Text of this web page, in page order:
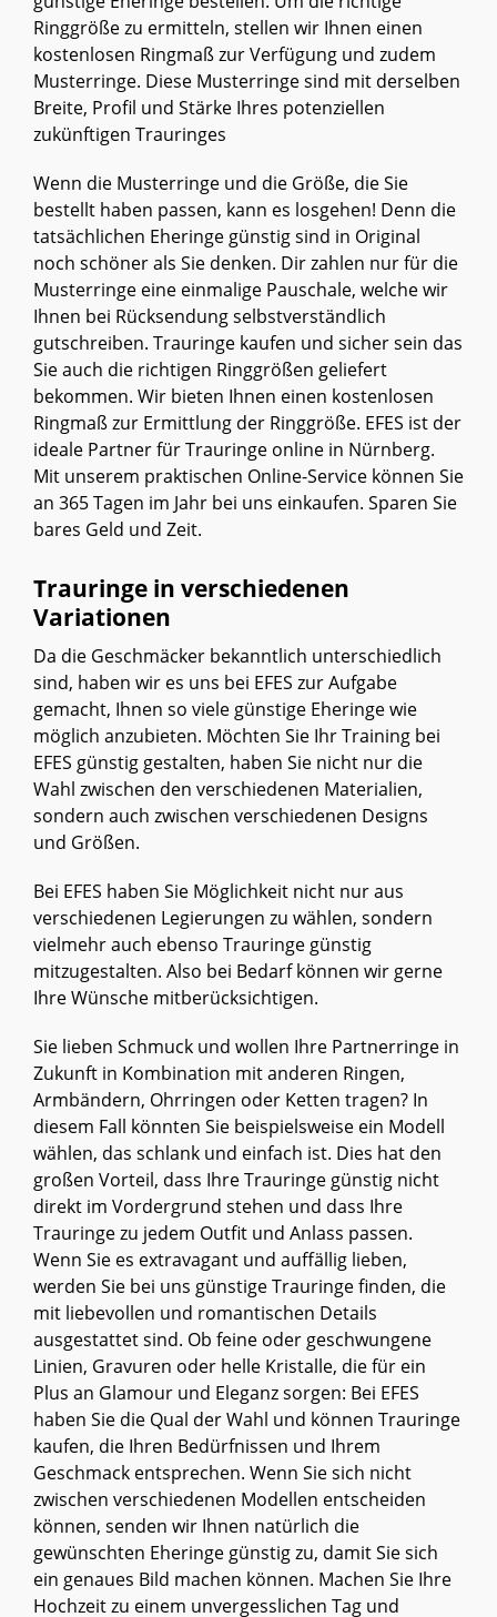
Ringgröße zu ermitteln, stellen wir Ihnen einen
kostenlosen Ringmaß zur Verfügung und zudem
Musterringe. Diese Musterringe sind mit derselben
Breite, Profil und Stärke Ihres potenziellen
zukünftigen Trauringes
Wenn die Musterringe und die Größe, die Sie
bestellt haben passen, kann es losgehen! Denn die
tatsächlichen Eheringe günstig sind in Original
noch schöner als Sie denken. Dir zahlen nur für die
Musterringe eine einmalige Pauschale, welche wir
Ihnen bei Rücksendung selbstverständlich
gutschreiben. Trauringe kaufen und sicher sein das
Sie auch die richtigen Ringgrößen geliefert
bekommen. Wir bieten Ihnen einen kostenlosen
Ringmaß zur Ermittlung der Ringgröße. EFES ist der
ideale Partner für Trauringe online in Nürnberg.
Mit unserem praktischen Online-Service können Sie
an 365 Tagen im Jahr bei uns einkaufen. Sparen Sie
bares Geld und Zeit.
Trauringe in verschiedenen
Variationen
Da die Geschmäcker bekanntlich unterschiedlich
sind, haben wir es uns bei EFES zur Aufgabe
gemacht, Ihnen so viele günstige Eheringe wie
möglich anzubieten. Möchten Sie Ihr Training bei
EFES günstig gestalten, haben Sie nicht nur die
Wahl zwischen den verschiedenen Materialien,
sondern auch zwischen verschiedenen Designs
und Größen.
Bei EFES haben Sie Möglichkeit nicht nur aus
verschiedenen Legierungen zu wählen, sondern
vielmehr auch ebenso Trauringe günstig
mitzugestalten. Also bei Bedarf können wir gerne
Ihre Wünsche mitberücksichtigen.
Sie lieben Schmuck und wollen Ihre Partnerringe in
Zukunft in Kombination mit anderen Ringen,
Armbändern, Ohrringen oder Ketten tragen? In
diesem Fall könnten Sie beispielsweise ein Modell
wählen, das schlank und einfach ist. Dies hat den
großen Vorteil, dass Ihre Trauringe günstig nicht
direkt im Vordergrund stehen und dass Ihre
Trauringe zu jedem Outfit und Anlass passen.
Wenn Sie es extravagant und auffällig lieben,
werden Sie bei uns günstige Trauringe finden, die
mit liebevollen und romantischen Details
ausgestattet sind. Ob feine oder geschwungene
Linien, Gravuren oder helle Kristalle, die für ein
Plus an Glamour und Eleganz sorgen: Bei EFES
haben Sie die Qual der Wahl und können Trauringe
kaufen, die Ihren Bedürfnissen und Ihrem
Geschmack entsprechen. Wenn Sie sich nicht
zwischen verschiedenen Modellen entscheiden
können, senden wir Ihnen natürlich die
gewünschten Eheringe günstig zu, damit Sie sich
ein genaues Bild machen können. Machen Sie Ihre
Hochzeit zu einem unvergesslichen Tag und